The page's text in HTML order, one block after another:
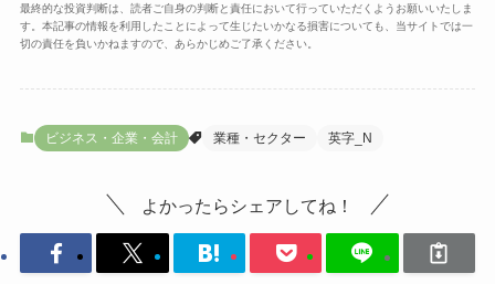
最終的な投資判断は、読者ご自身の判断と責任において行っていただくようお願いいたしま
す。本記事の情報を利用したことによって生じたいかなる損害についても、当サイトでは一
切の責任を負いかねますので、あらかじめご了承ください。
ビジネス・企業・会計 業種・セクター 英字_N
よかったらシェアしてね！